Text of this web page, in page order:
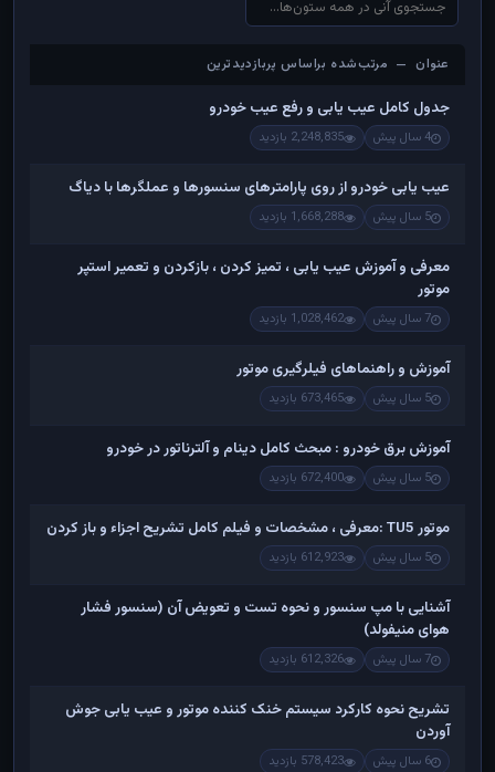
عنوان — مرتب‌شده براساس پربازدیدترین
عنوان — مرتب‌شده براساس پربازدیدترین
جدول کامل عیب یابی و رفع عیب خودرو
4 سال پیش 2,248,835 بازدید
عیب یابی خودرو از روی پارامترهای سنسورها و عملگرها با دیاگ
5 سال پیش 1,668,288 بازدید
معرفی و آموزش عیب یابی ، تمیز کردن ، بازکردن و تعمیر استپر
موتور
7 سال پیش 1,028,462 بازدید
آموزش و راهنماهای فیلرگیری موتور
5 سال پیش 673,465 بازدید
آموزش برق خودرو : مبحث کامل دینام و آلترناتور در خودرو
5 سال پیش 672,400 بازدید
موتور TU5 :معرفی ، مشخصات و فیلم کامل تشریح اجزاء و باز کردن
5 سال پیش 612,923 بازدید
آشنایی با مپ سنسور و نحوه تست و تعویض آن (سنسور فشار
هوای منیفولد)
7 سال پیش 612,326 بازدید
تشریح نحوه کارکرد سیستم خنک کننده موتور و عیب یابی جوش
آوردن
6 سال پیش 578,423 بازدید